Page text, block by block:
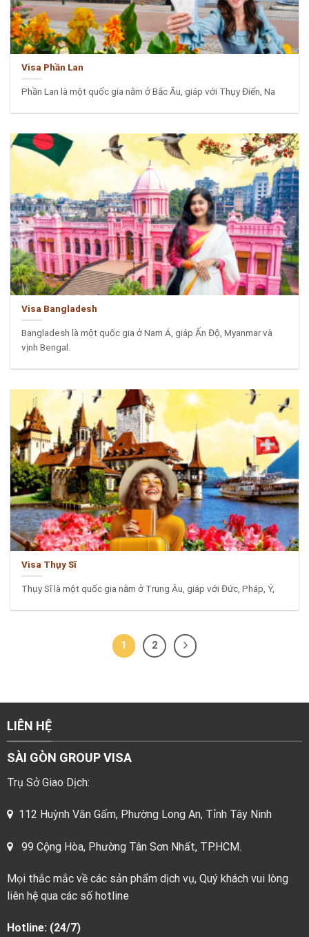
Visa Phần Lan
Phần Lan là một quốc gia nằm ở Bắc Âu, giáp với Thụy Điển, Na
Visa Bangladesh
Bangladesh là một quốc gia ở Nam Á, giáp Ấn Độ, Myanmar và
vịnh Bengal.
Visa Thụy Sĩ
Thụy Sĩ là một quốc gia nằm ở Trung Âu, giáp với Đức, Pháp, Ý,
1 2
LIÊN HỆ
SÀI GÒN GROUP VISA
Trụ Sở Giao Dịch:
112 Huỳnh Văn Gấm, Phường Long An, Tỉnh Tây Ninh
99 Cộng Hòa, Phường Tân Sơn Nhất, TP.HCM.
Mọi thắc mắc về các sản phẩm dịch vụ, Quý khách vui lòng
liên hệ qua các số hotline
Hotline: (24/7)